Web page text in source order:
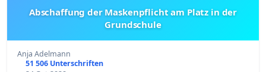
Abschaffung der Maskenpflicht am Platz in der
Grundschule
Anja Adelmann
51 506 Unterschriften